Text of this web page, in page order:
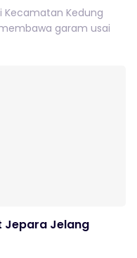
Kedung
garam usai
Jepara Jelang